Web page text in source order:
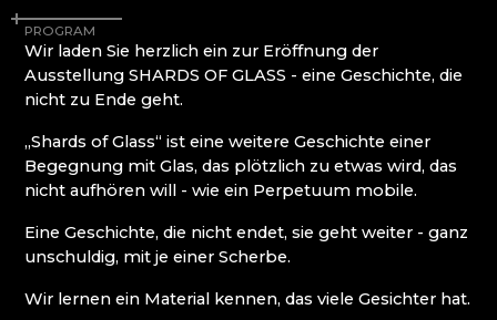
Mírová pod Kozákovem
Turnov (Turnau)
Železný Brod (Eisenbrod)
MOLS BOHEMIA
NOVOTNY GLASS
NOVÝ BOR: HÖHERE BERUFSSCHULE FÜR
GLAS UND SEKUNDARSCHULE
PAČINEK GLASS
PERLEN NB
PISKOVACKA
PRECIOSA LIGHTING
RESORT HVOZD
SKLO.
SVOJKOV GLASHÜTTE, JIŘÍ HAIDL
PROGRAM
Wir laden Sie herzlich ein zur Eröffnung der
Ausstellung SHARDS OF GLASS - eine Geschichte, die
nicht zu Ende geht.
„Shards of Glass“ ist eine weitere Geschichte einer
Begegnung mit Glas, das plötzlich zu etwas wird, das
nicht aufhören will - wie ein Perpetuum mobile.
Eine Geschichte, die nicht endet, sie geht weiter - ganz
unschuldig, mit je einer Scherbe.
Wir lernen ein Material kennen, das viele Gesichter hat.